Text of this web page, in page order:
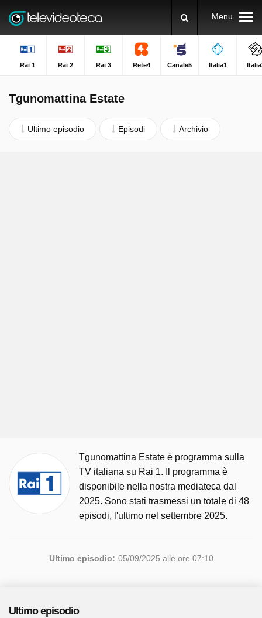
Menu
Rai 1 Rai 2 Rai 3 Rete4 Canale5 Italia1
Tgunomattina Estate
Ultimo episodio Episodi Archivio
Tgunomattina Estate è programma sulla
TV italiana su Rai 1. Il programma è
disponibile nella nostra mediateca dal
2025. Sono stati trasmessi un totale di 48
episodi, l'ultimo nel settembre 2025.
Ultimo episodio: 05/09/2025 alle ore 07:10
Ultimo episodio